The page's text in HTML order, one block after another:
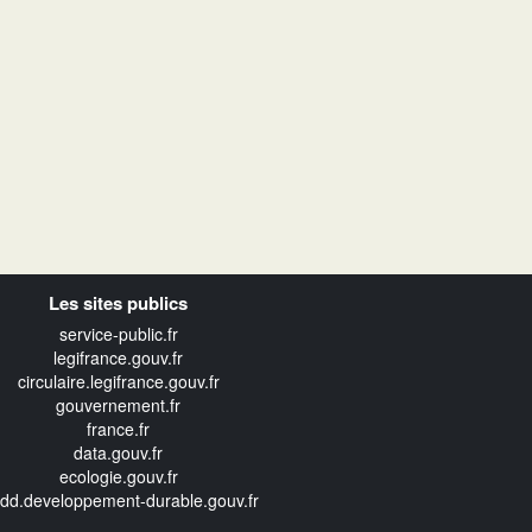
Les sites publics
service-public.fr
legifrance.gouv.fr
circulaire.legifrance.gouv.fr
gouvernement.fr
france.fr
data.gouv.fr
ecologie.gouv.fr
durable.gouv.fr